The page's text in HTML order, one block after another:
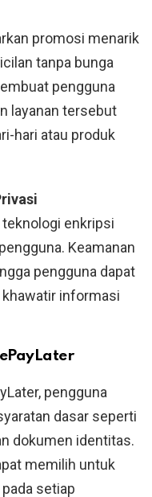
promosi menarik
tanpa bunga
pengguna
layanan tersebut
hari atau produk
enkripsi
Keamanan
pengguna dapat
khawatir informasi
pengguna
dasar seperti
dokumen identitas.
memilih untuk
setiap